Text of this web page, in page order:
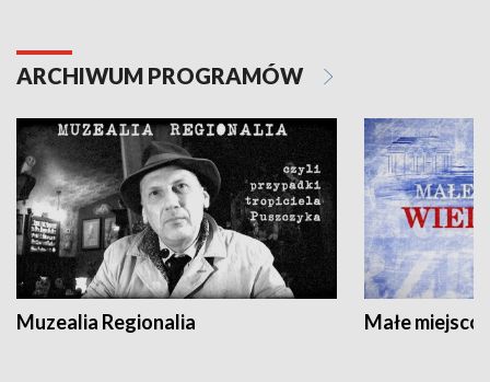
ARCHIWUM PROGRAMÓW
Muzealia Regionalia Małe